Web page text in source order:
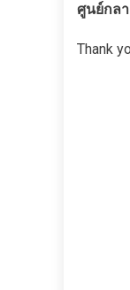
ศูนย์กล
Thank